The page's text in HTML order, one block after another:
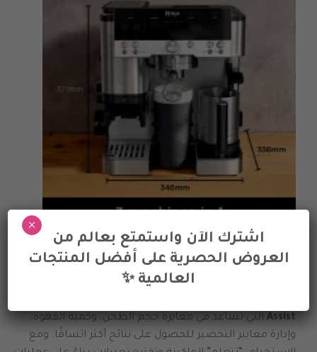
مساعد الباريستا والمعايرة الذكية
Assist التي تساعد في معايرة حجم الطحن، وكمية القهوة،
وإدارة معايير التحضير للحصول على نتائج أكثر اتساقًا. ومع
اشترك الآن واستمتع بعالم من
العروض الحصرية على أفضل المنتجات
العالمية ✨
×